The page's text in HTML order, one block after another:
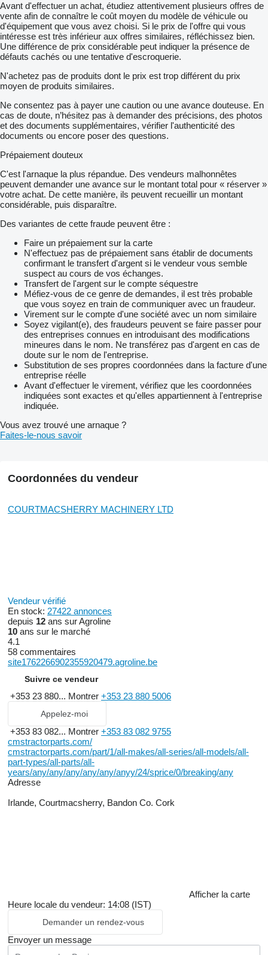
Avant d'effectuer un achat, étudiez attentivement plusieurs offres de
vente afin de connaître le coût moyen du modèle de véhicule ou
d'équipement que vous avez choisi. Si le prix de l'offre qui vous
intéresse est très inférieur aux offres similaires, réfléchissez bien.
Une différence de prix considérable peut indiquer la présence de
défauts cachés ou une tentative d'escroquerie.
N'achetez pas de produits dont le prix est trop différent du prix
moyen de produits similaires.
Ne consentez pas à payer une caution ou une avance douteuse. En
cas de doute, n’hésitez pas à demander des précisions, des photos
et des documents supplémentaires, vérifier l'authenticité des
documents ou encore poser des questions.
Prépaiement douteux
C'est l'arnaque la plus répandue. Des vendeurs malhonnêtes
peuvent demander une avance sur le montant total pour « réserver »
votre achat. De cette manière, ils peuvent recueillir un montant
considérable, puis disparaître.
Des variantes de cette fraude peuvent être :
Faire un prépaiement sur la carte
N'effectuez pas de prépaiement sans établir de documents
confirmant le transfert d'argent si le vendeur vous semble
suspect au cours de vos échanges.
Transfert de l'argent sur le compte séquestre
Méfiez-vous de ce genre de demandes, il est très probable
que vous soyez en train de communiquer avec un fraudeur.
Virement sur le compte d'une société avec un nom similaire
Soyez vigilant(e), des fraudeurs peuvent se faire passer pour
des entreprises connues en introduisant des modifications
mineures dans le nom. Ne transférez pas d'argent en cas de
doute sur le nom de l'entreprise.
Substitution de ses propres coordonnées dans la facture d'une
entreprise réelle
Avant d'effectuer le virement, vérifiez que les coordonnées
indiquées sont exactes et qu'elles appartiennent à l'entreprise
indiquée.
Vous avez trouvé une arnaque ?
Faites-le-nous savoir
Coordonnées du vendeur
COURTMACSHERRY MACHINERY LTD
Vendeur vérifié
En stock: 27422 annonces
depuis 12 ans sur Agroline
10 ans sur le marché
4.1
58 commentaires
site1762266902355920479.agroline.be
Suivre ce vendeur
+353 23 880... Montrer +353 23 880 5006
Appelez-moi
+353 83 082... Montrer +353 83 082 9755
cmstractorparts.com/
cmstractorparts.com/part/1/all-makes/all-series/all-models/all-
part-types/all-parts/all-
years/any/any/any/any/any/anyy/24/sprice/0/breaking/any
Adresse
Irlande, Courtmacsherry, Bandon Co. Cork
Afficher la carte
Heure locale du vendeur: 14:08 (IST)
Demander un rendez-vous
Envoyer un message